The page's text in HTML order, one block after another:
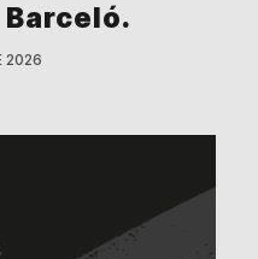
2026